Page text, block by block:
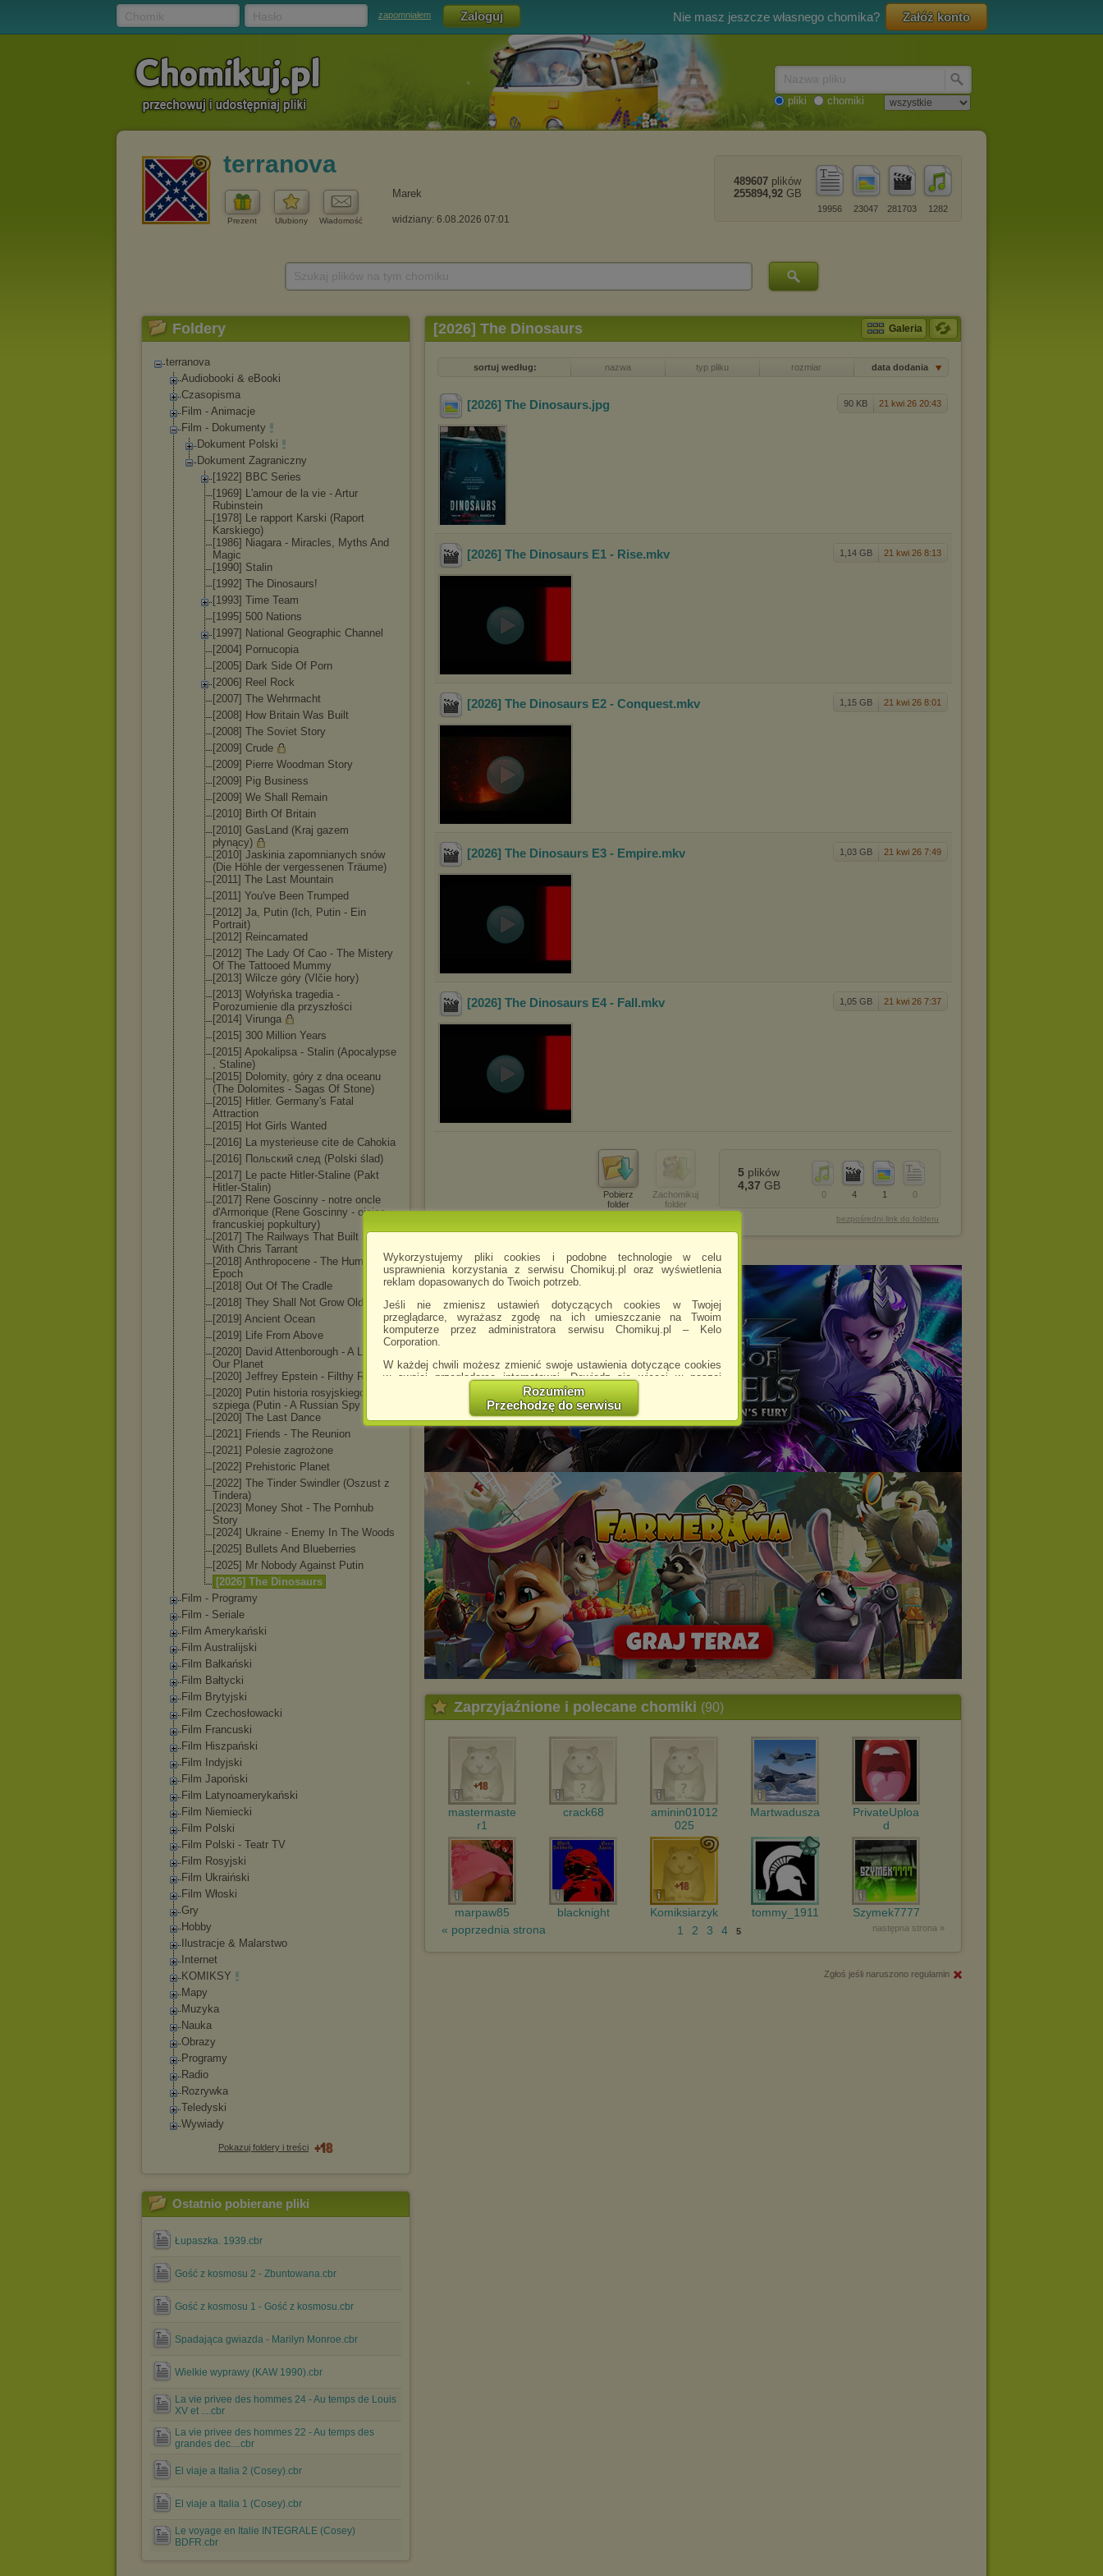
Wykorzystujemy pliki cookies i podobne technologie w celu
usprawnienia korzystania z serwisu Chomikuj.pl oraz wyświetlenia
reklam dopasowanych do Twoich potrzeb.
Jeśli nie zmienisz ustawień dotyczących cookies w Twojej
przeglądarce, wyrażasz zgodę na ich umieszczanie na Twoim
komputerze przez administratora serwisu Chomikuj.pl – Kelo
Corporation.
W każdej chwili możesz zmienić swoje ustawienia dotyczące cookies
w swojej przeglądarce internetowej. Dowiedz się więcej w naszej
http://chomikuj.pl/PolitykaPrywatnosci.aspx
Jednocześnie informujemy że zmiana ustawień przeglądarki może
spowodować ograniczenie korzystania ze strony Chomikuj.pl.
W przypadku braku twojej zgody na akceptację cookies niestety
prosimy o opuszczenie serwisu chomikuj.pl.
Wykorzystanie plików cookiesprzezZaufanych Partnerów
(dostosowanie reklam do Twoich potrzeb, analiza skuteczności działań
marketingowych).
Wyrażenie sprzeciwu spowoduje, że wyświetlana Ci reklama nie
będzie dopasowana do Twoich preferencji, a będzie to reklama
wyświetlona przypadkowo.
Istnieje możliwość zmiany ustawień przeglądarki internetowej w
sposób uniemożliwiający przechowywanie plików cookies na
urządzeniu końcowym. Można również usunąć pliki cookies,
dokonując odpowiednich zmian w ustawieniach przeglądarki
internetowej.
Pełną informację na ten temat znajdziesz pod adresem
http://chomikuj.pl/PolitykaPrywatnosci.aspx.
Rozumiem
Przechodzę do serwisu
zapomniałem Nie masz jeszcze własnego chomika? Załóż konto
pliki chomiki
terranova
Prezent Ulubiony Wiadomość
Marek
widziany: 6.08.2026 07:01
1282
281703
23047
19956
489607 plików
255894,92 GB
Foldery
terranova
Audiobooki & eBooki
Czasopisma
Film - Animacje
Film - Dokumenty
Dokument Polski
Dokument Zagraniczny
[1922] BBC Series
[1969] L'amour de la vie - Artur
Rubinstein
[1978] Le rapport Karski (Raport
Karskiego)
[1986] Niagara - Miracles, Myths And
Magic
[1990] Stalin
[1992] The Dinosaurs!
[1993] Time Team
[1995] 500 Nations
[1997] National Geographic Channel
[2004] Pornucopia
[2005] Dark Side Of Porn
[2006] Reel Rock
[2007] The Wehrmacht
[2008] How Britain Was Built
[2008] The Soviet Story
[2009] Crude
[2009] Pierre Woodman Story
[2009] Pig Business
[2009] We Shall Remain
[2010] Birth Of Britain
[2010] GasLand (Kraj gazem
płynący)
[2010] Jaskinia zapomnianyc h snów
(Die Höhle der vergessenen Träume)
[2011] The Last Mountain
[2011] You've Been Trumped
[2012] Ja, Putin (Ich, Putin - Ein
Portrait)
[2012] Reincarnated
[2012] The Lady Of Cao - The Mistery
Of The Tattooed Mummy
[2013] Wilcze góry (Vlčie hory)
[2013] Wołyńska tragedia -
Porozumienie dla przyszłości
[2014] Virunga
[2015] 300 Million Years
[2015] Apokalipsa - Stalin (Apocalypse
, Staline)
[2015] Dolomity, góry z dna oceanu
(The Dolomites - Sagas Of Stone)
[2015] Hitler. Germany's Fatal
Attraction
[2015] Hot Girls Wanted
[2016] La mysterieuse cite de Cahokia
[2016] Польский след (Polski ślad)
[2017] Le pacte Hitler-Stal ine (Pakt
Hitler-Stal in)
[2017] Rene Goscinny - notre oncle
d'Armorique (Rene Goscinny - ojciec
francuskiej popkultury)
[2017] The Railways That Built Britain
With Chris Tarrant
[2018] Anthropocene - The Human
Epoch
[2018] Out Of The Cradle
[2018] They Shall Not Grow Old
[2019] Ancient Ocean
[2019] Life From Above
[2020] David Attenborough - A Life On
Our Planet
[2020] Jeffrey Epstein - Filthy Rich
[2020] Putin historia rosyjskiego
szpiega (Putin - A Russian Spy Story)
[2020] The Last Dance
[2021] Friends - The Reunion
[2021] Polesie zagrożone
[2022] Prehistoric Planet
[2022] The Tinder Swindler (Oszust z
Tindera)
[2023] Money Shot - The Pornhub
Story
[2024] Ukraine - Enemy In The Woods
[2025] Bullets And Blueberries
[2025] Mr Nobody Against Putin
[2026] The Dinosaurs
Film - Programy
Film - Seriale
Film Amerykański
Film Australijski
Film Bałkański
Film Bałtycki
Film Brytyjski
Film Czechosłowacki
Film Francuski
Film Hiszpański
Film Indyjski
Film Japoński
Film Latynoamerykański
Film Niemiecki
Film Polski
Film Polski - Teatr TV
Film Rosyjski
Film Ukraiński
Film Włoski
Gry
Hobby
Ilustracje & Malarstwo
Internet
KOMIKSY
Mapy
Muzyka
Nauka
Obrazy
Programy
Radio
Rozrywka
Teledyski
Wywiady
Pokazuj foldery i treści
Ostatnio pobierane pliki
Łupaszka. 1939.cbr
Gość z kosmosu 2 - Zbuntowana.cbr
Gość z kosmosu 1 - Gość z kosmosu.cbr
Spadająca gwiazda - Marilyn Monroe.cbr
Wielkie wyprawy (KAW 1990).cbr
La vie privee des hommes 24 - Au temps de Louis
XV et ....cbr
La vie privee des hommes 22 - Au temps des
grandes dec....cbr
El viaje a Italia 2 (Cosey).cbr
El viaje a Italia 1 (Cosey).cbr
Le voyage en Italie INTEGRALE (Cosey)
BDFR.cbr
[2026] The Dinosaurs Galeria
sortuj według: nazwa typ pliku rozmiar data dodania
90 KB 21 kwi 26 20:43
[2026] The Dinosaurs.jpg
1,14 GB 21 kwi 26 8:13
[2026] The Dinosaurs E1 - Rise.mkv
1,15 GB 21 kwi 26 8:01
[2026] The Dinosaurs E2 - Conquest.mkv
1,03 GB 21 kwi 26 7:49
[2026] The Dinosaurs E3 - Empire.mkv
1,05 GB 21 kwi 26 7:37
[2026] The Dinosaurs E4 - Fall .mkv
Pobierz
folder
Zachomikuj
folder
0
1
4
0
5 plików
4,37 GB
bezpośredni link do folderu
Zaprzyjaźnione i polecane chomiki (90)
mastermaste
r1
crack68
aminin01012
025
Martwadusza
PrivateUploa
d
marpaw85 blacknight Komiksiarzyk tommy_1911
Szymek7777
« poprzednia strona
następna strona »
1 2 3 4 5
Zgłoś jeśli naruszono regulamin